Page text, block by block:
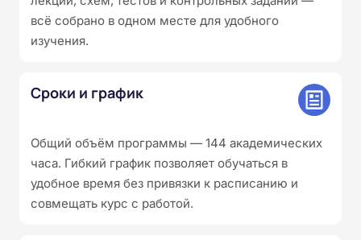
всё собрано в одном месте для удобного
изучения.
Сроки и график
Общий объём программы — 144 академических
часа. Гибкий график позволяет обучаться в
удобное время без привязки к расписанию и
совмещать курс с работой.